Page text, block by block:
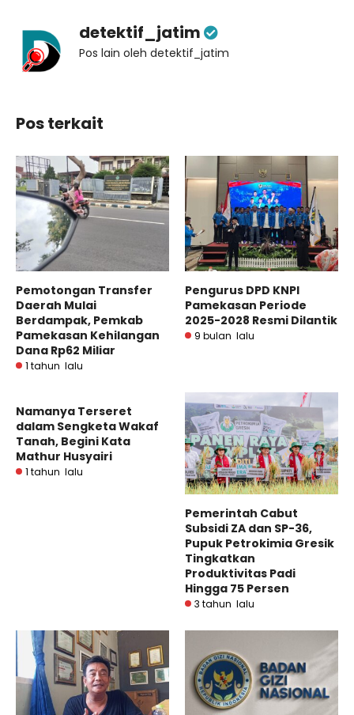
detektif_jatim
Pos lain oleh detektif_jatim
Pos terkait
Pemotongan Transfer
Daerah Mulai
Berdampak, Pemkab
Pamekasan Kehilangan
Dana Rp62 Miliar
1 tahun lalu
Pengurus DPD KNPI
Pamekasan Periode
2025-2028 Resmi Dilantik
9 bulan lalu
Namanya Terseret
dalam Sengketa Wakaf
Tanah, Begini Kata
Mathur Husyairi
1 tahun lalu
Pemerintah Cabut
Subsidi ZA dan SP-36,
Pupuk Petrokimia Gresik
Tingkatkan
Produktivitas Padi
Hingga 75 Persen
3 tahun lalu